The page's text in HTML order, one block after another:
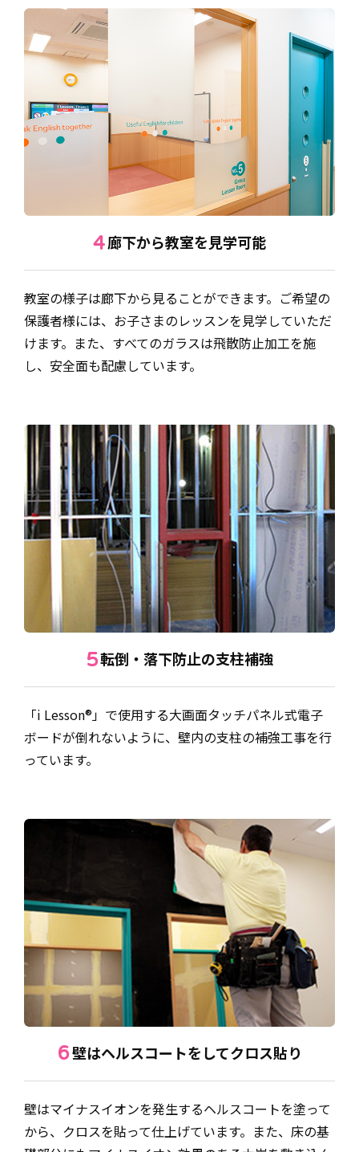
4廊下から教室を見学可能
教室の様子は廊下から見ることができます。ご希望の
保護者様には、お子さまのレッスンを見学していただ
けます。また、すべてのガラスは飛散防止加工を施
し、安全面も配慮しています。
5転倒・落下防止の支柱補強
「i Lesson®」で使用する大画面タッチパネル式電子
ボードが倒れないように、壁内の支柱の補強工事を行
っています。
6壁はヘルスコートをしてクロス貼り
壁はマイナスイオンを発生するヘルスコートを塗って
から、クロスを貼って仕上げています。また、床の基